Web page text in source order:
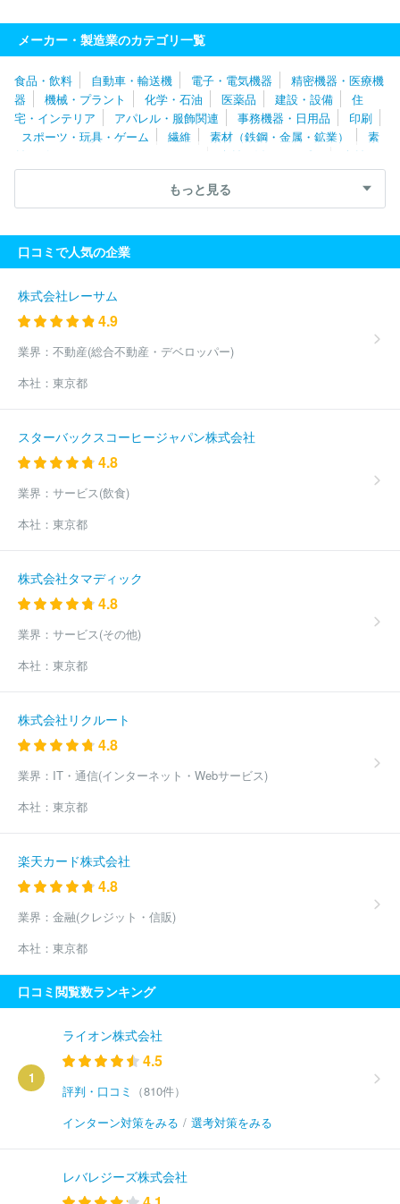
社
株式会社正英製作所 株式会社青山製作所
株式会社中山製鋼
所
ツキオカフィルム製薬株式会社
鉄工株式会社
新日本金属工業株式会社
株式会社ＰＩＬＬＡＲ
リンナイ株式会社
兼房株式会社 大洋製器工業株式会社
大同
特殊鋼株式会社
株式会社ロブテックス
小松ウオール工業株式会
社
株式会社パロマ 愛知製鋼株式会社 メークス株式会社
日
ＪＦＥスチール株式会社
株式会社
株式会社ＩＮＰＥＸ 不二サッシ株式会社
株式会社Ｕ
ＡＣＪ
富士電工株式会社
ター工業株式会社
イハラサイエンス株式会社
大日製罐株式会社
日本高周波鋼業株式会社
会社
ＪＸ金属株式会社
式会社
三菱製鋼株式会社 ＮＯＫ株式会社
三菱電線工業株式会
Ｏ
東洋製罐株式会社
プレス工業株式会社
東邦チタニウム株式会社
株式会社フジクラ
メーカー・製造業のカテゴリ一覧
食品・飲料 自動車・輸送機 電子・電気機器
精密機器・医療機
器
機械・プラント 化学・石油 医薬品 建設・設備
住
宅・インテリア
アパレル・服飾関連 事務機器・日用品
印刷
スポーツ・玩具・ゲーム
繊維 素材（鉄鋼・金属・鉱業）
素
材（ゴム・ガラス・セラミックス）
素材（紙・パルプ）
素材
（その他）
農林・水産 たばこ・飼料 その他
もっと見る
口コミで人気の企業
株式会社レーサム
4.9
業界： 不動産(総合不動産・デベロッパー)
本社： 東京都
スターバックスコーヒージャパン株式会社
4.8
業界： サービス(飲食)
本社： 東京都
株式会社タマディック
4.8
業界： サービス(その他)
本社： 東京都
株式会社リクルート
4.8
業界： IT・通信(インターネット・Webサービス)
本社： 東京都
楽天カード株式会社
4.8
業界： 金融(クレジット・信販)
本社： 東京都
口コミ閲覧数ランキング
1
ライオン株式会社
4.5
評判・口コミ
（810件）
インターン対策をみる / 選考対策をみる
レバレジーズ株式会社